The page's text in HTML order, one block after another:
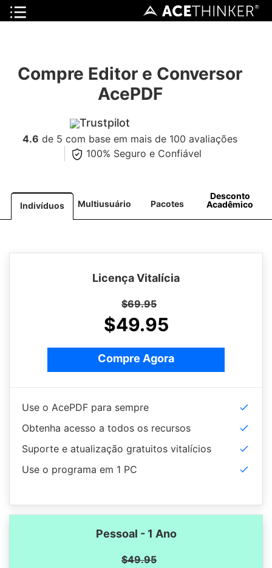
Compre Editor e Conversor
AcePDF
Trustpilot
4.6 de 5 com base em mais de 100 avaliações
100% Seguro e Confiável
Indivíduos Multiusuário Pacotes
Desconto
Acadêmico
Licença Vitalícia
$69.95
$49.95
Compre Agora
Use o AcePDF para sempre
Obtenha acesso a todos os recursos
Suporte e atualização gratuitos vitalícios
Use o programa em 1 PC
Pessoal - 1 Ano
$49.95